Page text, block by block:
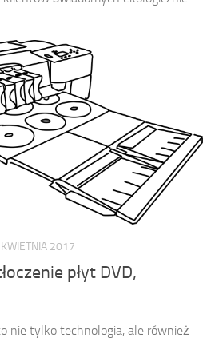
2017
płyt DVD,
nie tylko technologia, ale również